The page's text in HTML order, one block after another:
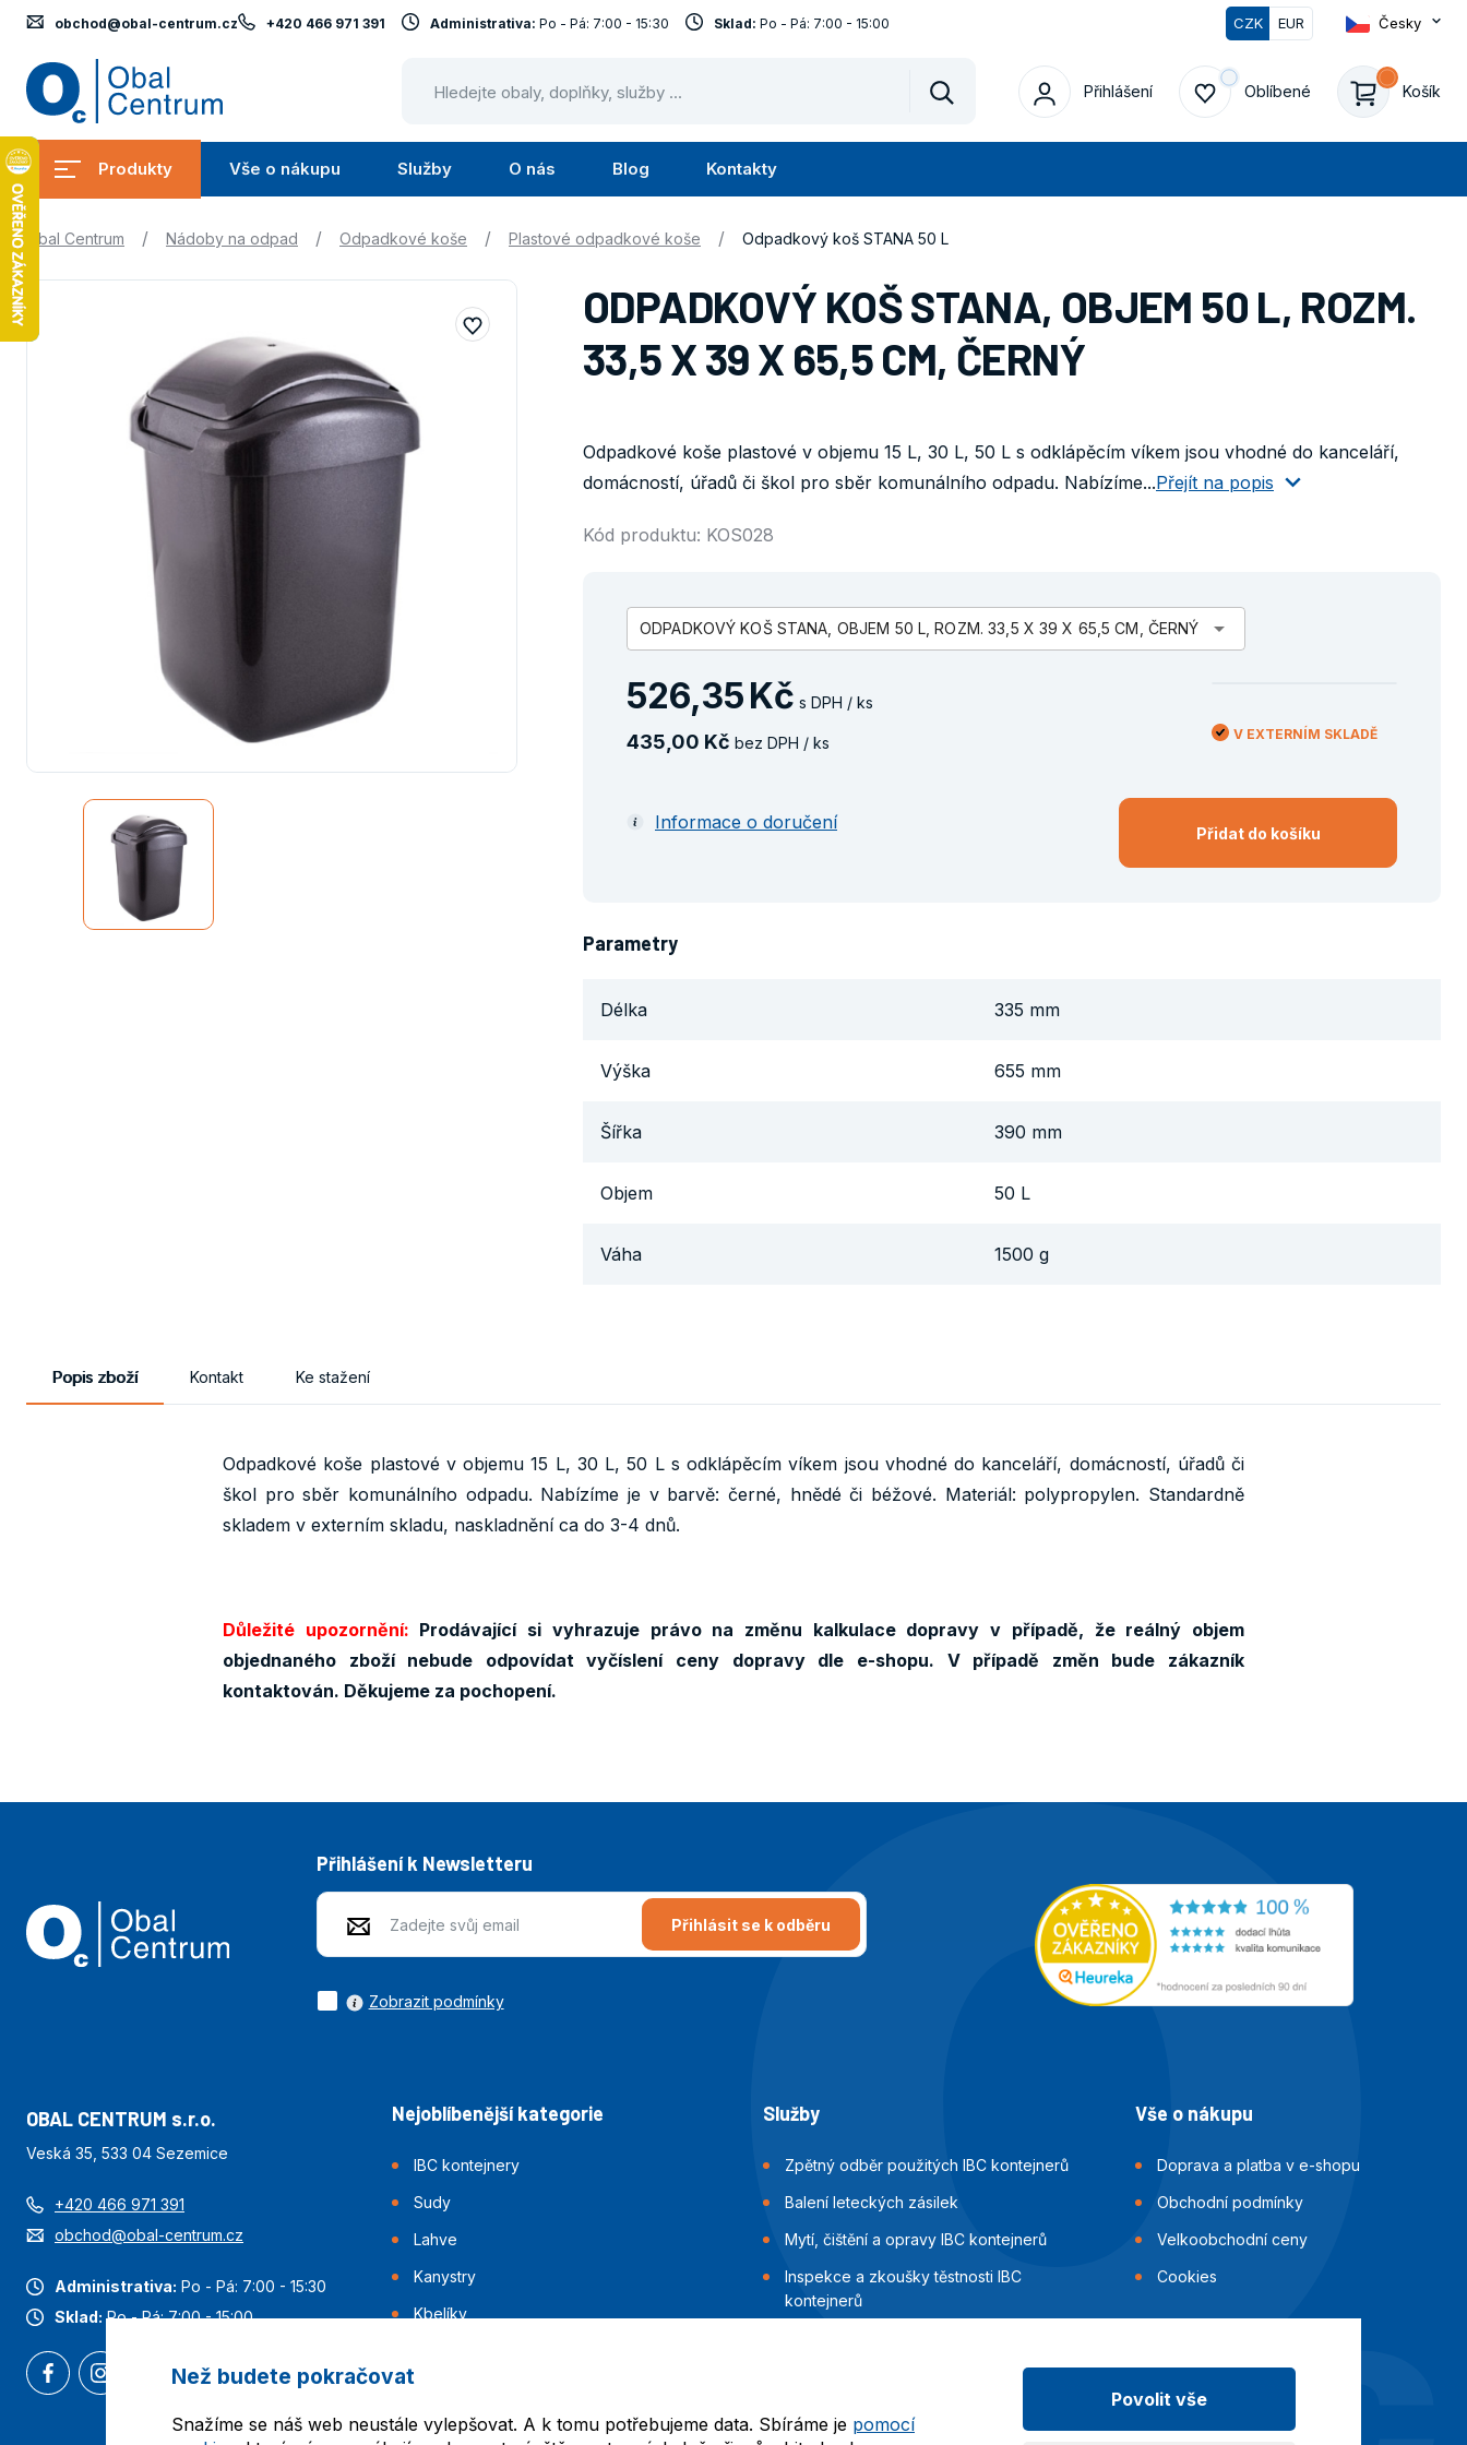
CZK EUR Česky
Vyhledat
Přihlášení Oblíbené Košík
0
Produkty
Submenu
Produkty
Vše o nákupu
Submenu
Vše
Služby
Submenu
Služby
O nás
Submenu
O
Blog Kontakty
obchod@obal-centrum.cz +420 466 971 391 Administrativa: Po - Pá: 7:00 - 15:30 Sklad: Po - Pá: 7:00 - 15:00
Obal Centrum / Nádoby na odpad / Odpadkové koše / Plastové odpadkové koše / Odpadkový koš STANA 50 L
ODPADKOVÝ KOŠ STANA, OBJEM 50 L, ROZM.
33,5 X 39 X 65,5 CM, ČERNÝ
Odpadkové koše plastové v objemu 15 L, 30 L, 50 L s odklápěcím víkem jsou vhodné do kanceláří,
domácností, úřadů či škol pro sběr komunálního odpadu. Nabízíme...Přejít na popis
Kód produktu: KOS028
ODPADKOVÝ KOŠ STANA, OBJEM 50 L, ROZM. 33,5 X 39 X 65,5 CM, ČERNÝ arrow_drop_down
526,35Kč s DPH / ks
435 00 Kč bez DPH / ks V EXTERNÍM SKLADĚ
Informace o doručení Přidat do košíku
Parametry
Délka 335 mm
Výška 655 mm
Šířka 390 mm
Objem 50 L
Váha 1500 g
Popis zboží Kontakt Ke stažení
Odpadkové koše plastové v objemu 15 L, 30 L, 50 L s odklápěcím víkem jsou vhodné do kanceláří, domácností, úřadů či
škol pro sběr komunálního odpadu. Nabízíme je v barvě: černé, hnědé či béžové. Materiál: polypropylen. Standardně
skladem v externím skladu, naskladnění ca do 3-4 dnů.
Důležité upozornění: Prodávající si vyhrazuje právo na změnu kalkulace dopravy v případě, že reálný objem
objednaného zboží nebude odpovídat vyčíslení ceny dopravy dle e-shopu. V případě změn bude zákazník
kontaktován. Děkujeme za pochopení.
Přihlášení k Newsletteru
Přihlásit se k odběru
Zobrazit podmínky
OBAL CENTRUM s.r.o.
Veská 35, 533 04 Sezemice
+420 466 971 391
obchod@obal-centrum.cz
Administrativa: Po - Pá: 7:00 - 15:30
Sklad: Po - Pá: 7:00 - 15:00
Nejoblíbenější kategorie
IBC kontejnery
Sudy
Lahve
Kanystry
Kbelíky
Služby
Zpětný odběr použitých IBC kontejnerů
Balení leteckých zásilek
Mytí, čištění a opravy IBC kontejnerů
Inspekce a zkoušky těstnosti IBC
kontejnerů
Vše o nákupu
Doprava a platba v e-shopu
Obchodní podmínky
Velkoobchodní ceny
Cookies
Než budete pokračovat
Snažíme se náš web neustále vylepšovat. A k tomu potřebujeme data. Sbíráme je pomocí
Povolit vše